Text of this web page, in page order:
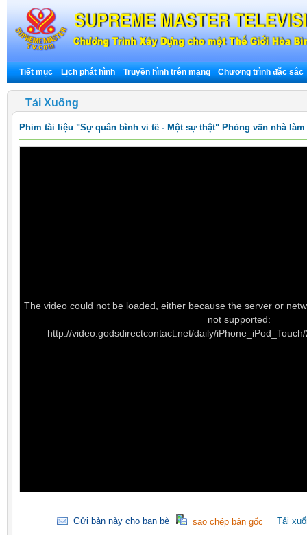
Tiết mục Lịch phát hình Truyền hình trên mạng Chương trình đặc sắc
Tải Xuống
Phim tài liệu "Sự quân bình vi tế - Một sự thật" Phỏng vấn nhà
The video could not be loaded, either because the server or
not supported:
http://video.godsdirectcontact.net/daily/
Gửi bản này cho bạn bè sao chép bản gốc
Tải